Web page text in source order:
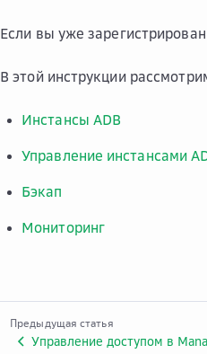
Если вы уже
В этой инструкции
Инстансы ADB
Управление инстансами
Бэкап
Мониторинг
Предыдущая статья
Управление доступом в